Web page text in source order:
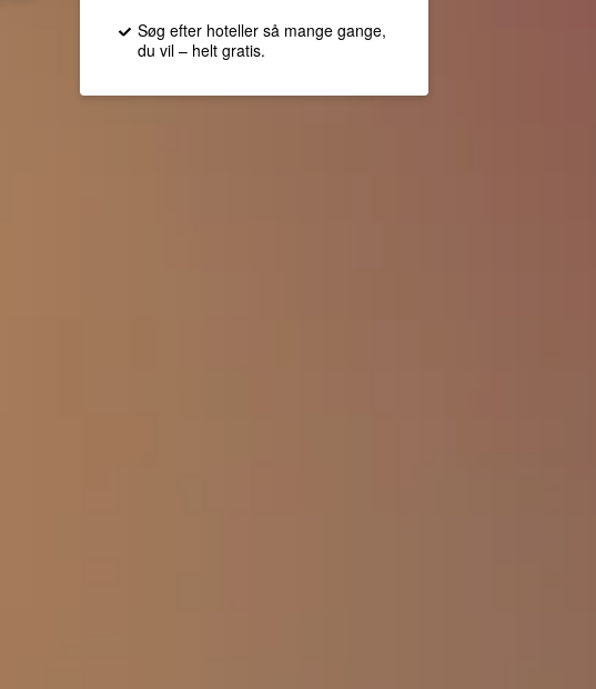
Søg efter hoteller så mange gange,
du vil – helt gratis.